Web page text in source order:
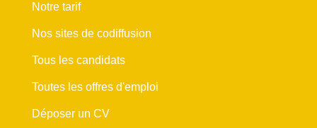
Notre tarif
Nos sites de codiffusion
Tous les candidats
Toutes les offres d'emploi
Déposer un CV